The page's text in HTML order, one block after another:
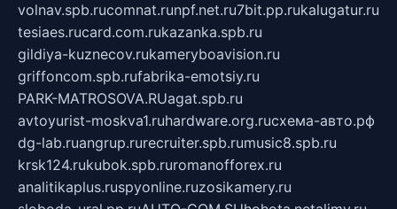
volnav.spb.rucomnat.runpf.net.ru7bit.pp.rukalugatur.ru
tesiaes.rucard.com.rukazanka.spb.ru
gildiya-kuznecov.rukameryboavision.ru
griffoncom.spb.rufabrika-emotsiy.ru
PARK-MATROSOVA.RUagat.spb.ru
avtoyurist-moskva1.ruhardware.org.ruсхема-авто.рф
dg-lab.ruangrup.rurecruiter.spb.rumusic8.spb.ru
krsk124.rukubok.spb.ruromanofforex.ru
analitikaplus.ruspyonline.ruzosikamery.ru